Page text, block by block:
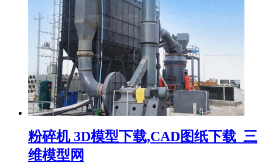
粉碎机 3D模型下载,CAD图纸下载_三
维模型网